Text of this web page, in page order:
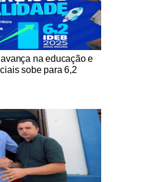
na educação e
sobe para 6,2